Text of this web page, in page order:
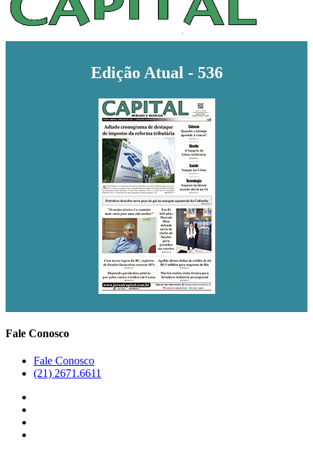
Edição Atual - 536
Fale Conosco
Fale Conosco
(21) 2671.6611